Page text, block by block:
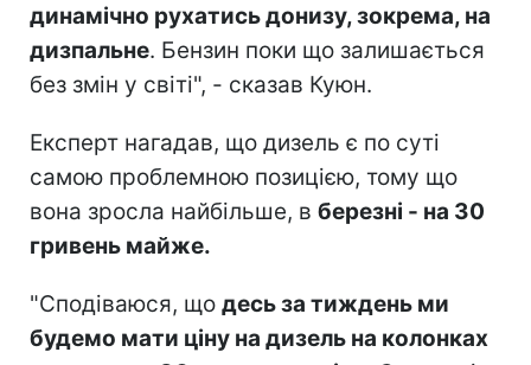
динамічно рухатись донизу, зокрема, на
дизпальне. Бензин поки що залишається
без змін у світі", - сказав Куюн.
Експерт нагадав, що дизель є по суті
самою проблемною позицією, тому що
вона зросла найбільше, в березні - на 30
гривень майже.
"Сподіваюся, що десь за тиждень ми
будемо мати ціну на дизель на колонках